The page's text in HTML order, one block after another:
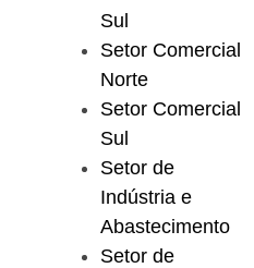
Sul
Setor Comercial
Norte
Setor Comercial
Sul
Setor de
Indústria e
Abastecimento
Setor de